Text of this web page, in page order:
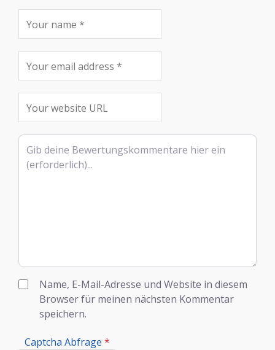
Rezensionstext
Name, E-Mail-Adresse und Website in diesem
Browser für meinen nächsten Kommentar
speichern.
Captcha Abfrage *